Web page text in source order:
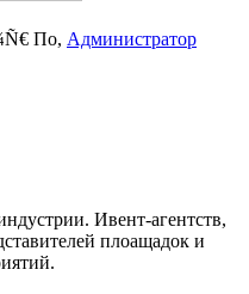
По, Администратор
Ивент-агентств,
плоащадок и